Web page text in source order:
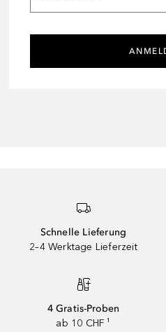
Schnelle Lieferung
2–4 Werktage Lieferzeit
4 Gratis-Proben
ab 10 CHF ¹